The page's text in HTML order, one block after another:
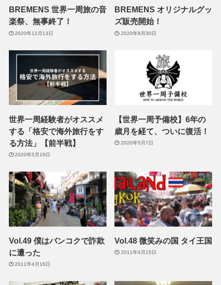
BREMENS 世界一周旅の音
楽祭、無事終了！
2020年12月13日
BREMENS オリジナルグッ
ズ販売開始！
2020年8月30日
世界一周経験者がオススメ
する「格安で海外旅行をす
る方法」【前半戦】
2020年5月19日
【世界一周予備校】6年の
歳月を経て、ついに復活！
2020年5月7日
Vol.49 僕はバンコクで詐欺
に遭った
2011年4月16日
Vol.48 微笑みの国 タイ王国
2011年4月15日